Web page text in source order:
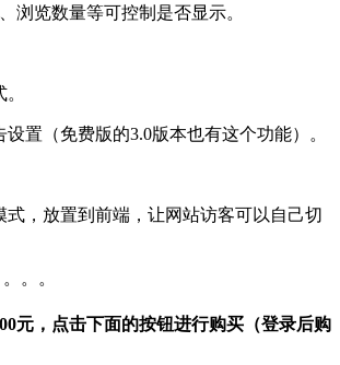
浏览数量等可控制是否显示。
置（免费版的3.0版本也有这个功能）。
式，放置到前端，让网站访客可以自己切
。。
元，点击下面的按钮进行购买（登录后购